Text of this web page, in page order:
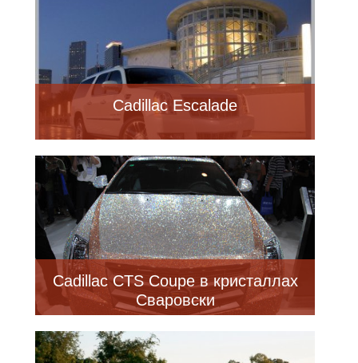
Cadillac Escalade
Cadillac CTS Coupe в кристаллах
Сваровски